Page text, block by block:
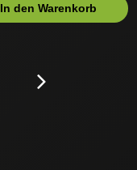
In den Warenkorb